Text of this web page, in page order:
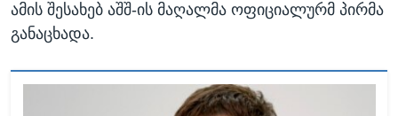
ამის შესახებ აშშ-ის მაღალმა ოფიციალურმ პირმა
განაცხადა.